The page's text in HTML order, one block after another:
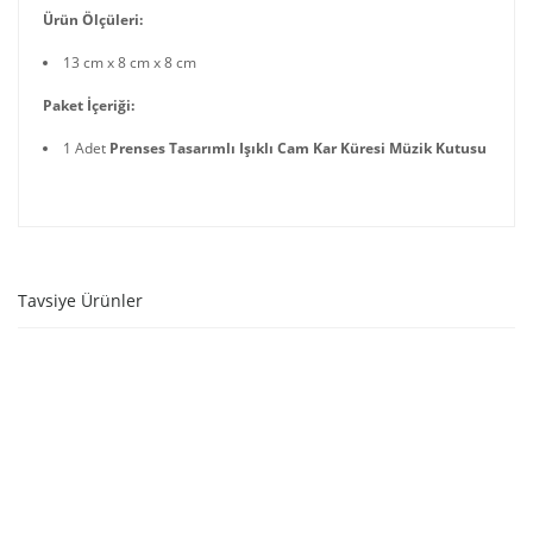
Ürün Ölçüleri:
13 cm x 8 cm x 8 cm
Paket İçeriği:
1 Adet Prenses Tasarımlı Işıklı Cam Kar Küresi Müzik Kutusu
Tavsiye Ürünler